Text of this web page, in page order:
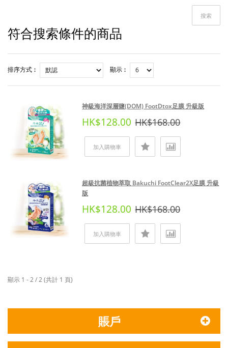
搜索
符合搜索條件的商品
排序方式︰ 顯示︰
神級海洋深層鹽(DOM) FootDtox足膜 升級版
HK$128.00 HK$168.00
加入購物車
超級抗菌植物萃取 Bakuchi FootClear2X足膜 升級
版
HK$128.00 HK$168.00
加入購物車
顯示 1 - 2 / 2 (共計 1 頁)
賬戶